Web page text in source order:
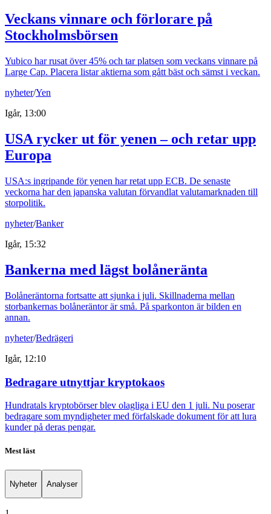
Veckans vinnare och förlorare på
Stockholmsbörsen
Yubico har rusat över 45% och tar platsen som veckans vinnare på
Large Cap. Placera listar aktierna som gått bäst och sämst i veckan.
nyheter/Yen
Igår, 13:00
USA rycker ut för yenen – och retar upp
Europa
USA:s ingripande för yenen har retat upp ECB. De senaste
veckorna har den japanska valutan förvandlat valutamarknaden till
storpolitik.
nyheter/Banker
Igår, 15:32
Bankerna med lägst bolåneränta
Bolåneräntorna fortsatte att sjunka i juli. Skillnaderna mellan
storbankernas bolåneräntor är små. På sparkonton är bilden en
annan.
nyheter/Bedrägeri
Igår, 12:10
Bedragare utnyttjar kryptokaos
Hundratals kryptobörser blev olagliga i EU den 1 juli. Nu poserar
bedragare som myndigheter med förfalskade dokument för att lura
kunder på deras pengar.
Mest läst
Nyheter Analyser